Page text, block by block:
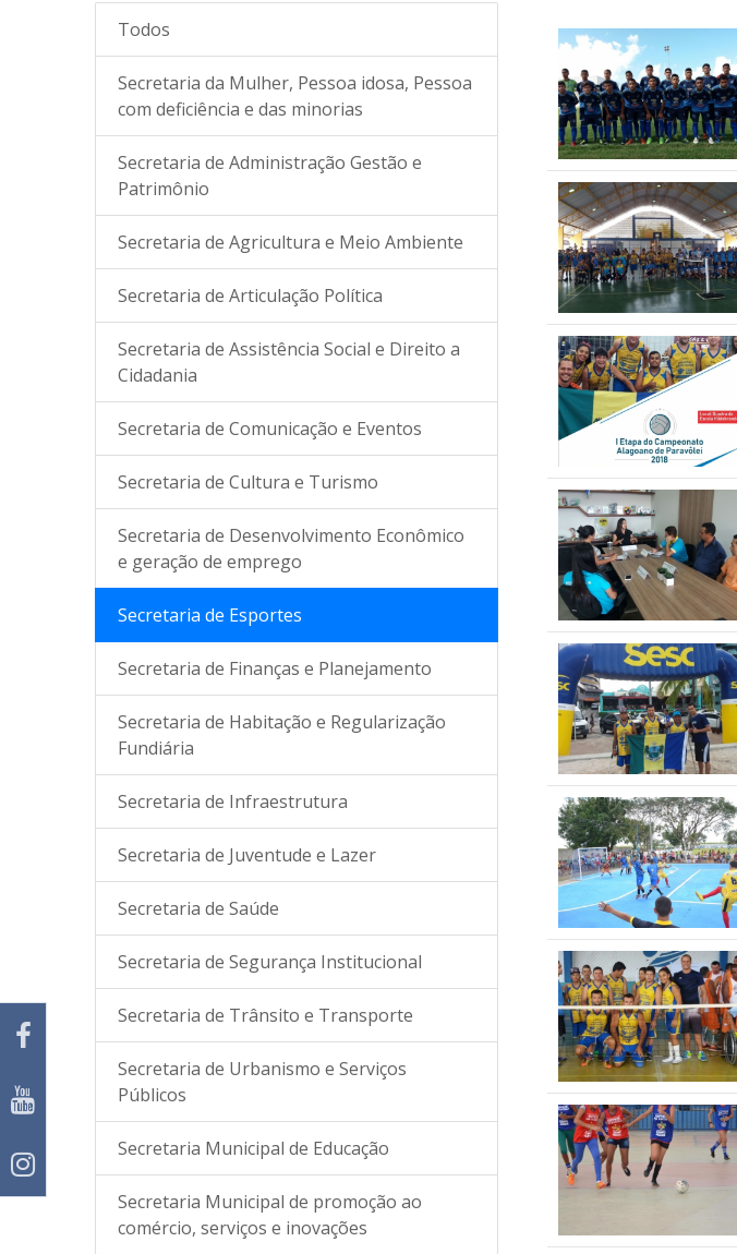
Todos
Secretaria da Mulher, Pessoa idosa, Pessoa
com deficiência e das minorias
Secretaria de Administração Gestão e
Patrimônio
Secretaria de Agricultura e Meio Ambiente
Secretaria de Articulação Política
Secretaria de Assistência Social e Direito a
Cidadania
Secretaria de Comunicação e Eventos
Secretaria de Cultura e Turismo
Secretaria de Desenvolvimento Econômico
e geração de emprego
Secretaria de Esportes
Secretaria de Finanças e Planejamento
Secretaria de Habitação e Regularização
Fundiária
Secretaria de Infraestrutura
Secretaria de Juventude e Lazer
Secretaria de Saúde
Secretaria de Segurança Institucional
Secretaria de Trânsito e Transporte
Secretaria de Urbanismo e Serviços
Públicos
Secretaria Municipal de Educação
Secretaria Municipal de promoção ao
comércio, serviços e inovações